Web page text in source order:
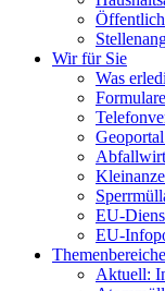
Wir für Sie
Was
EU-
EU-
Themenbereiche
Aktuell: